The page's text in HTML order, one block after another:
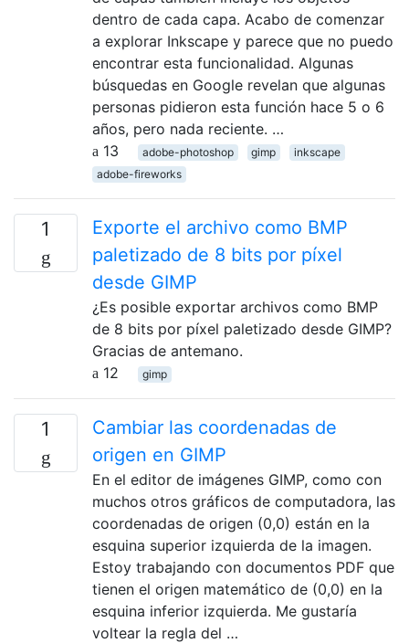
dentro de cada capa. Acabo de comenzar
a explorar Inkscape y parece que no puedo
encontrar esta funcionalidad. Algunas
búsquedas en Google revelan que algunas
personas pidieron esta función hace 5 o 6
años, pero nada reciente. …
13
adobe-photoshop gimp
inkscape
adobe-fireworks
1
Exporte el archivo como BMP
paletizado de 8 bits por píxel
desde GIMP
¿Es posible exportar archivos como BMP
de 8 bits por píxel paletizado desde GIMP?
Gracias de antemano.
12
gimp
1
Cambiar las coordenadas de
origen en GIMP
En el editor de imágenes GIMP, como con
muchos otros gráficos de computadora, las
coordenadas de origen (0,0) están en la
esquina superior izquierda de la imagen.
Estoy trabajando con documentos PDF que
tienen el origen matemático de (0,0) en la
esquina inferior izquierda. Me gustaría
voltear la regla del …